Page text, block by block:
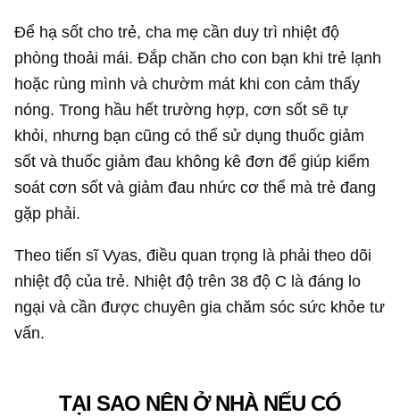
Để hạ sốt cho trẻ, cha mẹ cần duy trì nhiệt độ
phòng thoải mái. Đắp chăn cho con bạn khi trẻ lạnh
hoặc rùng mình và chườm mát khi con cảm thấy
nóng. Trong hầu hết trường hợp, cơn sốt sẽ tự
khỏi, nhưng bạn cũng có thể sử dụng thuốc giảm
sốt và thuốc giảm đau không kê đơn để giúp kiểm
soát cơn sốt và giảm đau nhức cơ thể mà trẻ đang
gặp phải.
Theo tiến sĩ Vyas, điều quan trọng là phải theo dõi
nhiệt độ của trẻ. Nhiệt độ trên 38 độ C là đáng lo
ngại và cần được chuyên gia chăm sóc sức khỏe tư
vấn.
TẠI SAO NÊN Ở NHÀ NẾU CÓ